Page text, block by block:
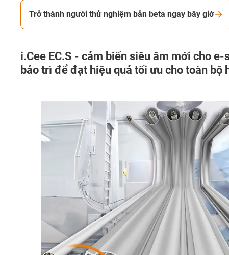
Trở thành người thử nghiệm bản beta ngay bây giờ
i.Cee EC.S - cảm biến siêu âm mới cho
bảo trì để đạt hiệu quả tối ưu cho toàn bộ